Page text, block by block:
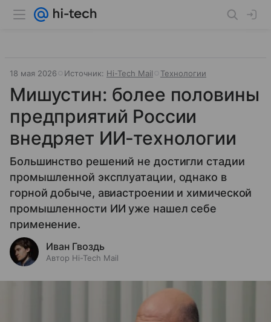
18 мая 2026 Источник: Hi-Tech Mail Технологии
Мишустин: более половины
предприятий России
внедряет ИИ-технологии
Большинство решений не достигли стадии
промышленной эксплуатации, однако в
горной добыче, авиастроении и химической
промышленности ИИ уже нашел себе
применение.
Иван Гвоздь
Автор Hi-Tech Mail